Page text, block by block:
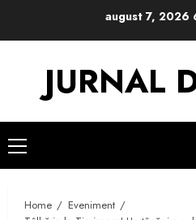
august 7, 2026
JURNAL
Primary
Menu
Home
Eveniment